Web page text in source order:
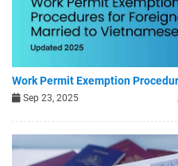
Work Permit Exemption
Sep 23, 2025